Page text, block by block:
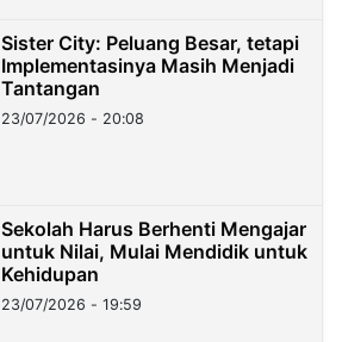
Sister City: Peluang Besar, tetapi
Implementasinya Masih Menjadi
Tantangan
23/07/2026 - 20:08
Sekolah Harus Berhenti Mengajar
untuk Nilai, Mulai Mendidik untuk
Kehidupan
23/07/2026 - 19:59